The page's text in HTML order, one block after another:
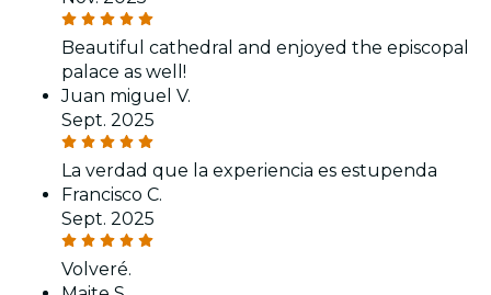
Beautiful cathedral and enjoyed the episcopal
palace as well!
Juan miguel V.
Sept. 2025
La verdad que la experiencia es estupenda
Francisco C.
Sept. 2025
Volveré.